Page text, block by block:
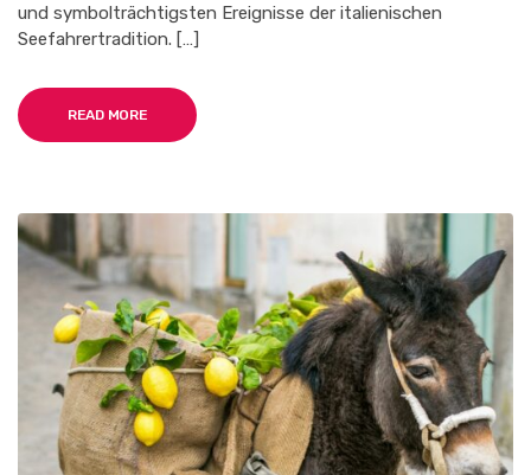
ALTEN
SEEREPUBLIKEN
und symbolträchtigsten Ereignisse der italienischen
Seefahrertradition. […]
READ MORE